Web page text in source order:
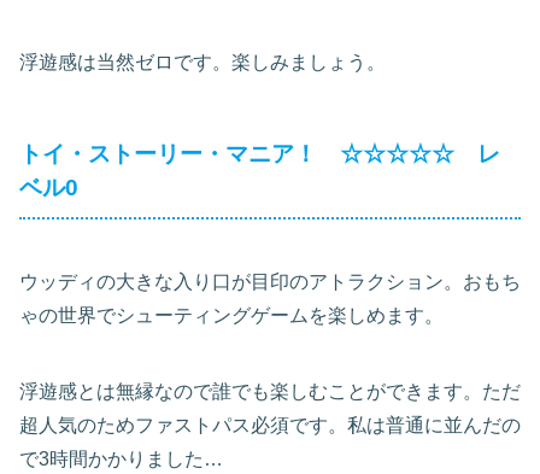
浮遊感は当然ゼロです。楽しみましょう。
トイ・ストーリー・マニア！ ☆☆☆☆☆ レ
ベル0
ウッディの大きな入り口が目印のアトラクション。おもち
ゃの世界でシューティングゲームを楽しめます。
浮遊感とは無縁なので誰でも楽しむことができます。ただ
超人気のためファストパス必須です。私は普通に並んだの
で3時間かかりました…